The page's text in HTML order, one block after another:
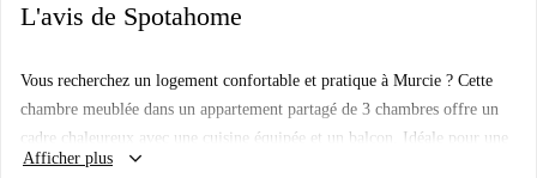
L'avis de Spotahome
Vous recherchez un logement confortable et pratique à Murcie ? Cette
chambre meublée dans un appartement partagé de 3 chambres offre un
cadre chaleureux avec une cuisine équipée et un balcon. Idéale pour une
personne seule, elle accepte les animaux de compagnie et comprend
Afficher plus keyboard_arrow_down